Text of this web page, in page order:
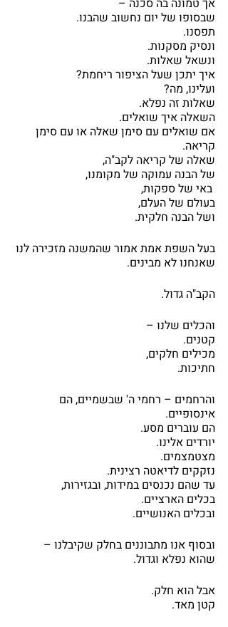
אך טמונה בה סכנה –
שבסופו של יום נחשוב שהבנו.
תפסנו.
ונסיק מסקנות.
ונשאל שאלות.
איך יתכן שעל הציפור ריחמת?
ועלינו, מה?
שאלות זה נפלא.
השאלה איך שואלים.
אם שואלים עם סימן שאלה או עם סימן
קריאה.
שאלה של קריאה לקב"ה,
של הבנה עמוקה של מקומנו,
בעולם של העלם,
ושל הבנה חלקית.
בעל השפת אמת אמור שהמשנה מזכירה לנו
שאנחנו לא מבינים.
הקב"ה גדול.
והכלים שלנו –
קטנים.
מכילים חלקים,
חתיכות.
והרחמים – רחמי ה' שבשמיים, הם
אינסופיים.
הם עוברים מסע.
יורדים אלינו.
מצטמצמים.
נזקקים לדיאטה רצינית.
עד שהם נכנסים במידות, ובגזירות,
בכלים הארציים.
ובכלים האנושיים.
ובסוף אנו מתבוננים בחלק שקיבלנו –
שהוא נפלא וגדול.
אבל הוא חלק.
קטן מאד.